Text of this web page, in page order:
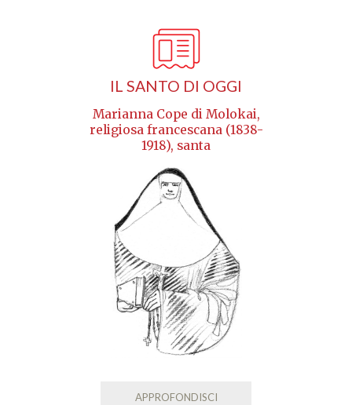
IL SANTO DI OGGI
Marianna Cope di Molokai,
religiosa francescana (1838-
1918), santa
APPROFONDISCI